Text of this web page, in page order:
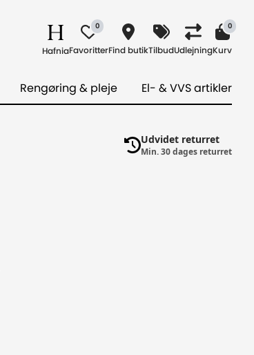
Hafnia
0
FavoritterFind butikTilbudUdlejning
0
Kurv
Rengøring & pleje El- & VVS artikler
Udvidet returret
Min. 30 dages returret